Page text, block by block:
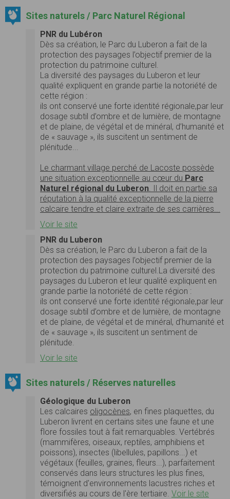
Sites naturels / Parc Naturel Régional
PNR du Lubéron
Dès sa création, le Parc du Luberon a fait de la
protection des paysages l’objectif premier de la
protection du patrimoine culturel.
La diversité des paysages du Luberon et leur
qualité expliquent en grande partie la notoriété de
cette région :
ils ont conservé une forte identité régionale,par leur
dosage subtil d’ombre et de lumière, de montagne
et de plaine, de végétal et de minéral, d’humanité et
de « sauvage », ils suscitent un sentiment de
plénitude...
Le charmant village perché de Lacoste possède
une situation exceptionnelle au cœur du Parc
Naturel régional du Luberon . Il doit en partie sa
réputation à la qualité exceptionnelle de la pierre
calcaire tendre et claire extraite de ses carrières...
Voir le site
PNR du Luberon
Dès sa création, le Parc du Luberon a fait de la
protection des paysages l’objectif premier de la
protection du patrimoine culturel. La diversité des
paysages du Luberon et leur qualité expliquent en
grande partie la notoriété de cette région :
ils ont conservé une forte identité régionale,par leur
dosage subtil d’ombre et de lumière, de montagne
et de plaine, de végétal et de minéral, d’humanité et
de « sauvage », ils suscitent un sentiment de
plénitude.
Voir le site
Sites naturels / Réserves naturelles
Géologique du Luberon
Les calcaires oligocènes, en fines plaquettes, du
Luberon livrent en certains sites une faune et une
flore fossiles tout à fait remarquables. Vertébrés
(mammifères, oiseaux, reptiles, amphibiens et
poissons), insectes (libellules, papillons...) et
végétaux (feuilles, graines, fleurs...), parfaitement
conservés dans leurs structures les plus fines,
témoignent d'environnements lacustres riches et
diversifiés au cours de l'ère tertiaire. Voir le site